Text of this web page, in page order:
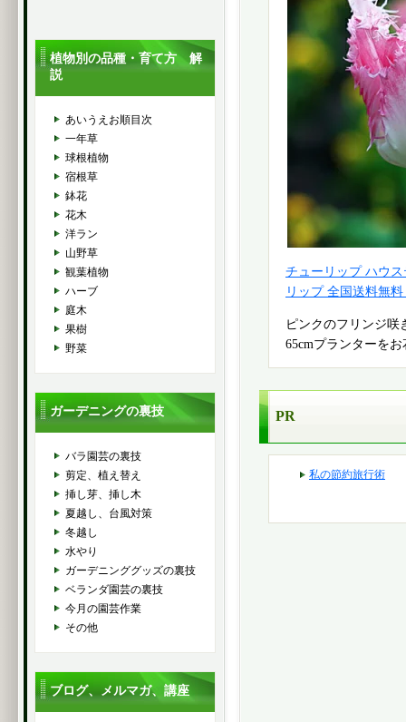
チューリップ ハウ
リップ 全国送料無
ピンクのフリンジ咲
65cmプランターを
PR
私の節約旅行術
植物別の品種・育て方 解
説
あいうえお順目次
一年草
球根植物
宿根草
鉢花
花木
洋ラン
山野草
観葉植物
ハーブ
庭木
果樹
野菜
ガーデニングの裏技
バラ園芸の裏技
剪定、植え替え
挿し芽、挿し木
夏越し、台風対策
冬越し
水やり
ガーデニンググッズの裏技
ベランダ園芸の裏技
今月の園芸作業
その他
ブログ、メルマガ、講座